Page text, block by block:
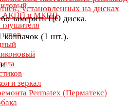
АКПП и МКПП
глушителя
швов
и зеркал
Permatex (Перматекс)
установленных на дисках
замерить ЦО диска.
колпачок (1 шт.).